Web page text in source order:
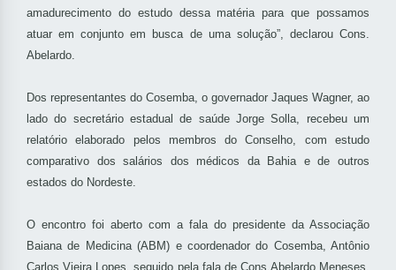
amadurecimento do estudo dessa matéria para que possamos
atuar em conjunto em busca de uma solução”, declarou Cons.
Abelardo.
Dos representantes do Cosemba, o governador Jaques Wagner, ao
lado do secretário estadual de saúde Jorge Solla, recebeu um
relatório elaborado pelos membros do Conselho, com estudo
comparativo dos salários dos médicos da Bahia e de outros
estados do Nordeste.
O encontro foi aberto com a fala do presidente da Associação
Baiana de Medicina (ABM) e coordenador do Cosemba, Antônio
Carlos Vieira Lopes, seguido pela fala de Cons.Abelardo Meneses,